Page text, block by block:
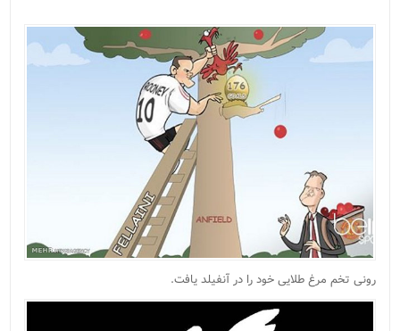
رونی تخم مرغ طلایی خود را در آنفیلد یافت.